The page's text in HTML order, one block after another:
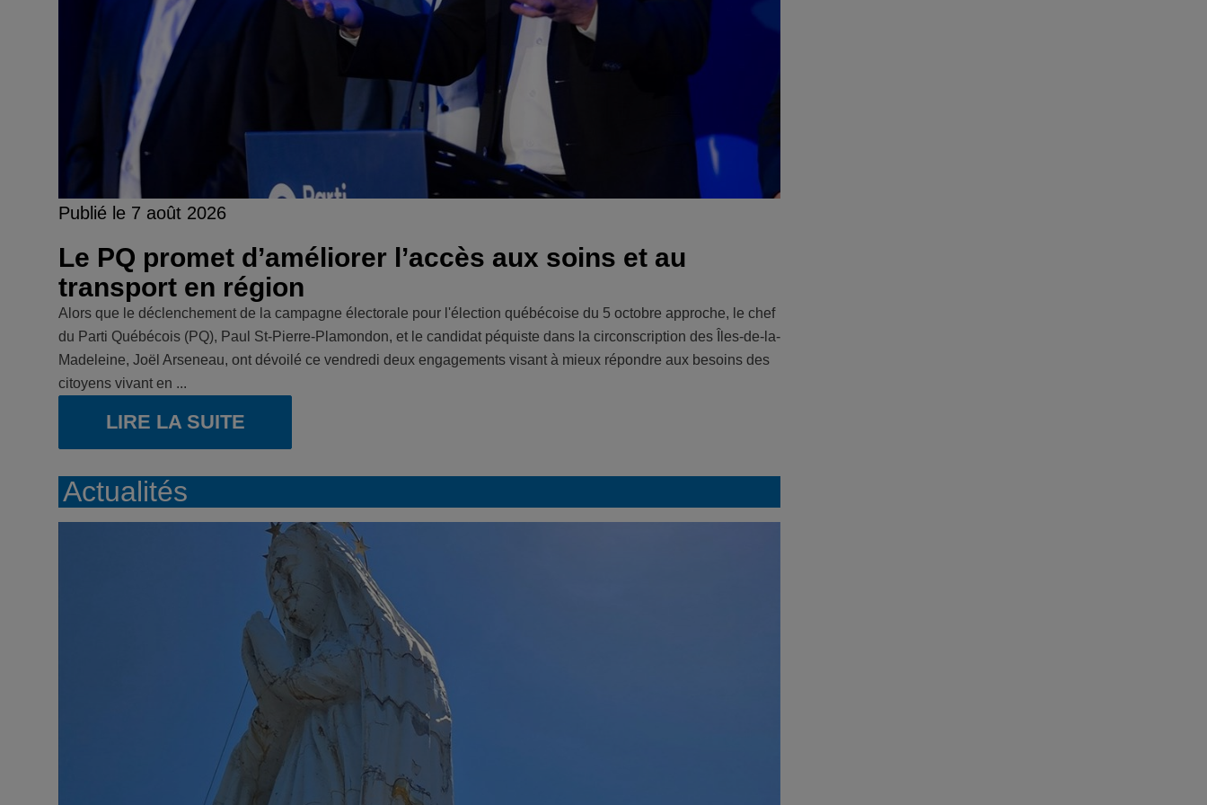
Publié le 7 août 2026
Le PQ promet d’améliorer l’accès aux soins et au
transport en région
Alors que le déclenchement de la campagne électorale pour l'élection québécoise du 5 octobre approche, le chef
du Parti Québécois (PQ), Paul St-Pierre-Plamondon, et le candidat péquiste dans la circonscription des Îles-de-la-
Madeleine, Joël Arseneau, ont dévoilé ce vendredi deux engagements visant à mieux répondre aux besoins des
citoyens vivant en ...
LIRE LA SUITE
Actualités